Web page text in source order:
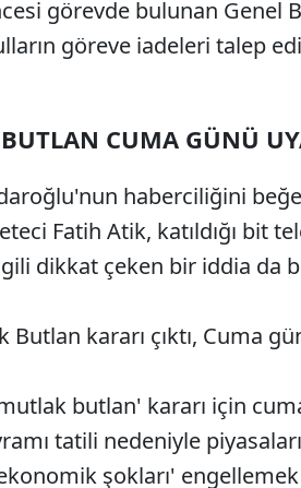
görevde bulunan Genel
göreve iadeleri talep
CUMA GÜNÜ
haberciliğini
Fatih Atik, katıldığı bit
dikkat çeken bir iddia da
Butlan kararı çıktı, Cuma
butlan' kararı için
tatili nedeniyle
şokları'